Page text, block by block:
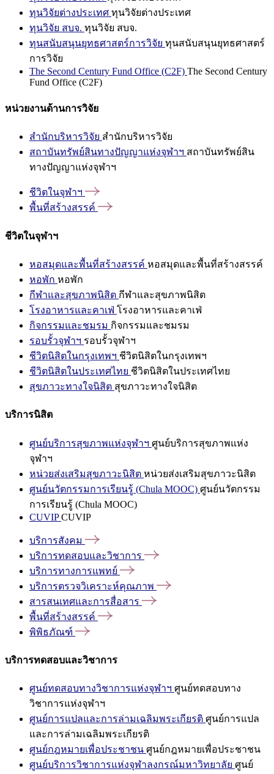
ทุนวิจัยต่างประเทศ ทุนวิจัยต่างประเทศ
ทุนวิจัย สบจ. ทุนวิจัย สบจ.
ทุนสนับสนุนยุทธศาสตร์การวิจัย ทุนสนับสนุนยุทธศาสตร์
การวิจัย
The Second Century Fund Office (C2F) The Second Century
Fund Office (C2F)
หน่วยงานด้านการวิจัย
สำนักบริหารวิจัย สำนักบริหารวิจัย
สถาบันทรัพย์สินทางปัญญาแห่งจุฬาฯ สถาบันทรัพย์สิน
ทางปัญญาแห่งจุฬาฯ
ชีวิตในจุฬาฯ
พื้นที่สร้างสรรค์
ชีวิตในจุฬาฯ
หอสมุดและพื้นที่สร้างสรรค์ หอสมุดและพื้นที่สร้างสรรค์
หอพัก หอพัก
กีฬาและสุขภาพนิสิต กีฬาและสุขภาพนิสิต
โรงอาหารและคาเฟ่ โรงอาหารและคาเฟ่
กิจกรรมและชมรม กิจกรรมและชมรม
รอบรั้วจุฬาฯ รอบรั้วจุฬาฯ
ชีวิตนิสิตในกรุงเทพฯ ชีวิตนิสิตในกรุงเทพฯ
ชีวิตนิสิตในประเทศไทย ชีวิตนิสิตในประเทศไทย
สุขภาวะทางใจนิสิต สุขภาวะทางใจนิสิต
บริการนิสิต
ศูนย์บริการสุขภาพแห่งจุฬาฯ ศูนย์บริการสุขภาพแห่ง
จุฬาฯ
หน่วยส่งเสริมสุขภาวะนิสิต หน่วยส่งเสริมสุขภาวะนิสิต
ศูนย์นวัตกรรมการเรียนรู้ (Chula MOOC) ศูนย์นวัตกรรม
การเรียนรู้ (Chula MOOC)
CUVIPCUVIP
บริการสังคม
บริการทดสอบและวิชาการ
บริการทางการแพทย์
บริการตรวจวิเคราะห์คุณภาพ
สารสนเทศและการสื่อสาร
พื้นที่สร้างสรรค์
พิพิธภัณฑ์
บริการทดสอบและวิชาการ
ศูนย์ทดสอบทางวิชาการแห่งจุฬาฯ ศูนย์ทดสอบทาง
วิชาการแห่งจุฬาฯ
ศูนย์การแปลและการล่ามเฉลิมพระเกียรติ ศูนย์การแปล
และการล่ามเฉลิมพระเกียรติ
ศูนย์กฎหมายเพื่อประชาชน ศูนย์กฎหมายเพื่อประชาชน
ศูนย์บริการวิชาการแห่งจุฬาลงกรณ์มหาวิทยาลัย ศูนย์